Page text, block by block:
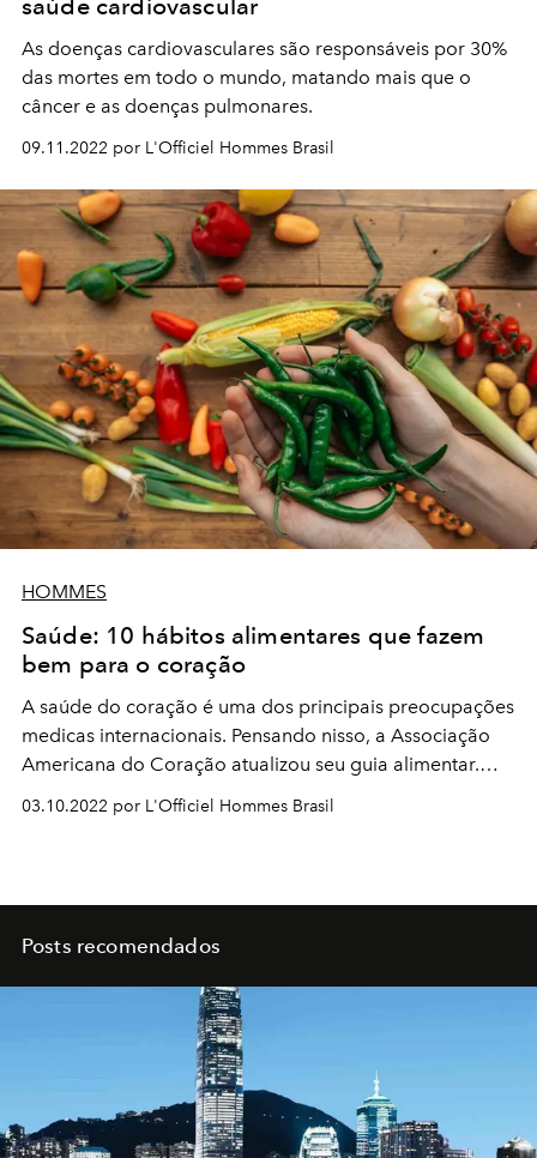
saúde cardiovascular
As doenças cardiovasculares são responsáveis por 30%
das mortes em todo o mundo, matando mais que o
câncer e as doenças pulmonares.
09.11.2022 por L'Officiel Hommes Brasil
HOMMES
Saúde: 10 hábitos alimentares que fazem
bem para o coração
A saúde do coração é uma dos principais preocupações
medicas internacionais. Pensando nisso, a Associação
Americana do Coração atualizou seu guia alimentar.
03.10.2022 por L'Officiel Hommes Brasil
Posts recomendados